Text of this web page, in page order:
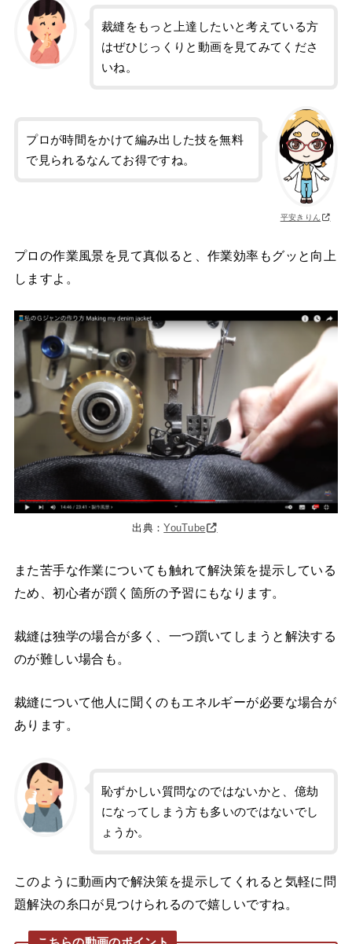
裁縫をもっと上達したいと考えている方
はぜひじっくりと動画を見てみてくださ
いね。
平安きりん
プロが時間をかけて編み出した技を無料
で見られるなんてお得ですね。
プロの作業風景を見て真似ると、作業効率もグッと向上
しますよ。
出典：YouTube
また苦手な作業についても触れて解決策を提示している
ため、初心者が躓く箇所の予習にもなります。
裁縫は独学の場合が多く、一つ躓いてしまうと解決する
のが難しい場合も。
裁縫について他人に聞くのもエネルギーが必要な場合が
あります。
恥ずかしい質問なのではないかと、億劫
になってしまう方も多いのではないでし
ょうか。
このように動画内で解決策を提示してくれると気軽に問
題解決の糸口が見つけられるので嬉しいですね。